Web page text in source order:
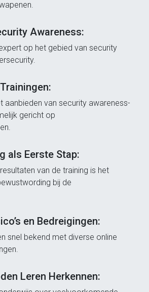
Awareness:
op het gebied van security
aanbieden van security awareness-
gericht op
als Eerste Stap:
van de training is het
bij de
en Bedreigingen:
snel bekend met diverse online
Leren Herkennen: